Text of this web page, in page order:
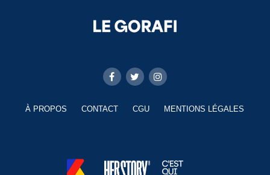
À PROPOS CONTACT CGU MENTIONS LÉGALES